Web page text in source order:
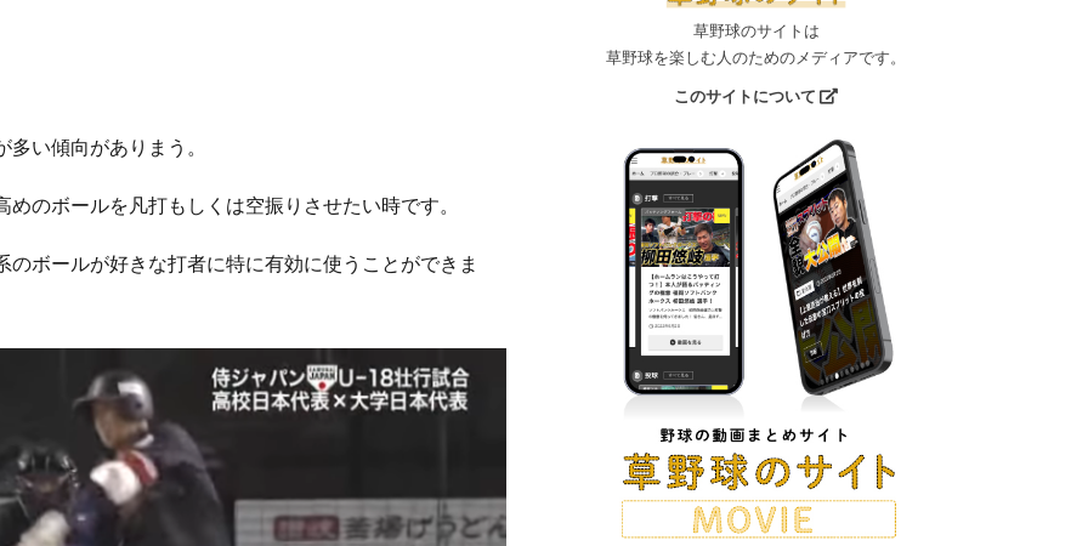
い傾向がありまう。
のボールを凡打もしくは空振りさせたい時です。
ボールが好きな打者に特に有効に使うことができま
草野球のサイトは
草野球を楽しむ人のためのメディアです。
このサイトについて